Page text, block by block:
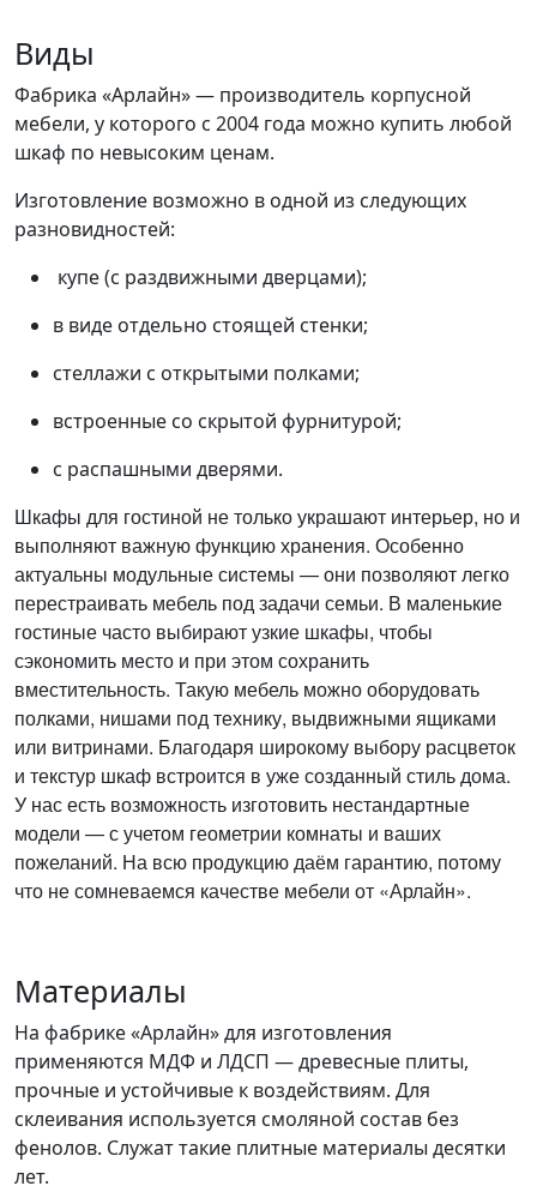
Виды
Фабрика «Арлайн» — производитель корпусной
мебели, у которого с 2004 года можно купить любой
шкаф по невысоким ценам.
Изготовление возможно в одной из следующих
разновидностей:
купе (с раздвижными дверцами);
в виде отдельно стоящей стенки;
стеллажи с открытыми полками;
встроенные со скрытой фурнитурой;
с распашными дверями.
Шкафы для гостиной не только украшают интерьер, но и
выполняют важную функцию хранения. Особенно
актуальны модульные системы — они позволяют легко
перестраивать мебель под задачи семьи. В маленькие
гостиные часто выбирают узкие шкафы, чтобы
сэкономить место и при этом сохранить
вместительность. Такую мебель можно оборудовать
полками, нишами под технику, выдвижными ящиками
или витринами. Благодаря широкому выбору расцветок
и текстур шкаф встроится в уже созданный стиль дома.
У нас есть возможность изготовить нестандартные
модели — с учетом геометрии комнаты и ваших
пожеланий. На всю продукцию даём гарантию, потому
что не сомневаемся качестве мебели от «Арлайн».
Материалы
На фабрике «Арлайн» для изготовления
применяются МДФ и ЛДСП — древесные плиты,
прочные и устойчивые к воздействиям. Для
склеивания используется смоляной состав без
фенолов. Служат такие плитные материалы десятки
лет.